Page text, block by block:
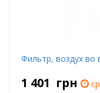
Фильтр, воздух во
1 401 грн